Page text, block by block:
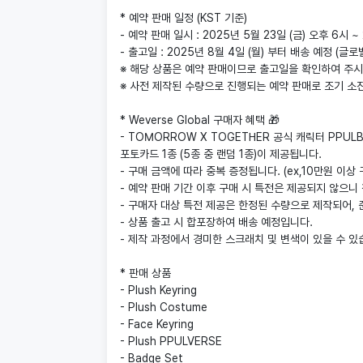
* 예약 판매 일정 (KST 기준)
- 예약 판매 일시 : 2025년 5월 23일 (금) 오후 6시
- 출고일 : 2025년 8월 4일 (월) 부터 배송 예정 (글로
※ 해당 상품은 예약 판매이므로 출고일을 확인하여 주
※ 사전 제작된 수량으로 진행되는 예약 판매로 조기 소
* Weverse Global 구매자 혜택 🎁
- TOMORROW X TOGETHER 공식 캐릭터
포토카드 1종 (5종 중 랜덤 1종)이 제공됩니다.
- 구매 금액에 따라 중복 증정됩니다. (ex,10만원 이상
- 예약 판매 기간 이후 구매 시 특전은 제공되지 않으니
- 구매자 대상 특전 제공은 한정된 수량으로 제작되어,
- 상품 출고 시 합포장하여 배송 예정입니다.
- 제작 과정에서 경미한 스크래치 및 변색이 있을 수 있
* 판매 상품
- Plush Keyring
- Plush Costume
- Face Keyring
- Plush PPULVERSE
- Badge Set